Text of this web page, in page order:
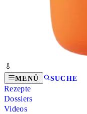
MENÜ SUCHE
Rezepte
Dossiers
Videos